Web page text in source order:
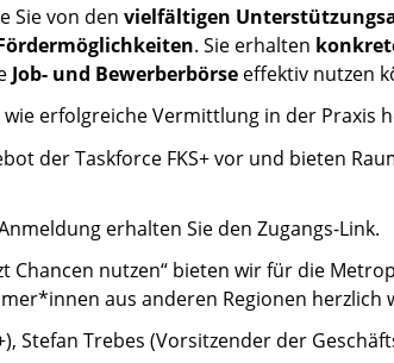
Sie von den vielfältigen
. Sie erhalten
Job- und Bewerberbörse effektiv nutzen
erfolgreiche Vermittlung in der Praxis
der Taskforce FKS+ vor und bieten
erhalten Sie den Zugangs-Link.
Chancen nutzen“ bieten wir für die
aus anderen Regionen herzlich
Stefan Trebes (Vorsitzender der